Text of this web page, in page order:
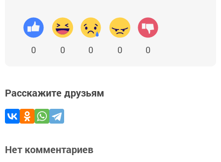
0 0 0 0 0
Расскажите друзьям
Нет комментариев